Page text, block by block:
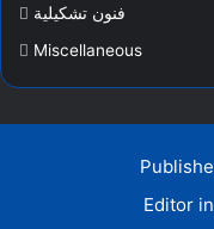
فنون تشكيلية
Miscellaneous
Editor